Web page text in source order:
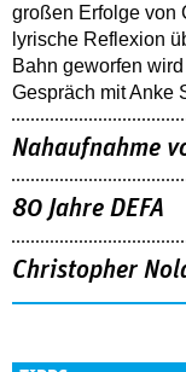
großen Erfolge von
lyrische Reflexion
Bahn geworfen
Gespräch mit Anke
Nahaufnahme
80 Jahre DEFA
Christopher